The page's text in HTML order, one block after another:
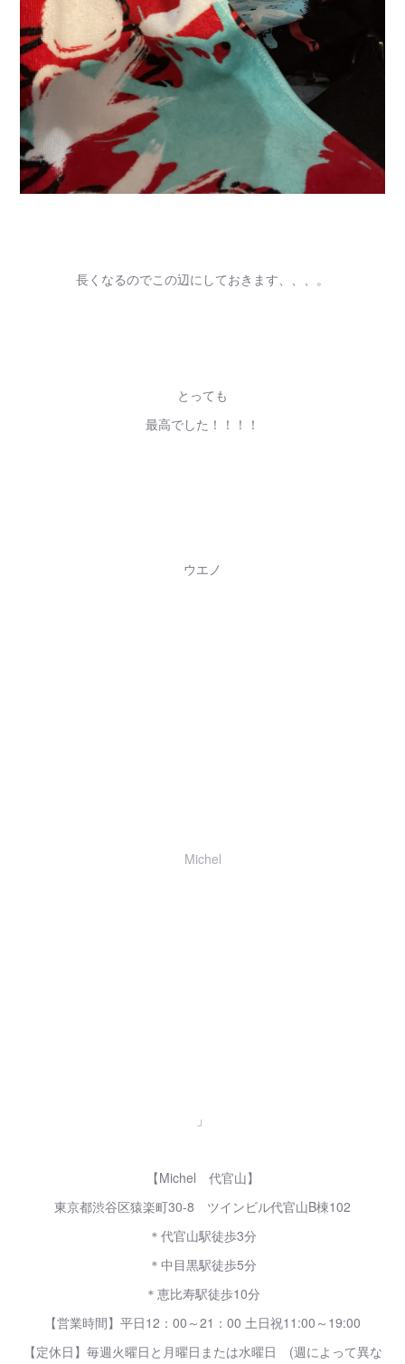
長くなるのでこの辺にしておきます、、、。
とっても
最高でした！！！！
ウエノ
Michel
」
【Michel 代官山】
東京都渋谷区猿楽町30-8 ツインビル代官山B棟102
＊代官山駅徒歩3分
＊中目黒駅徒歩5分
＊恵比寿駅徒歩10分
【営業時間】平日12：00～21：00 土日祝11:00～19:00
【定休日】毎週火曜日と月曜日または水曜日 (週によって異な